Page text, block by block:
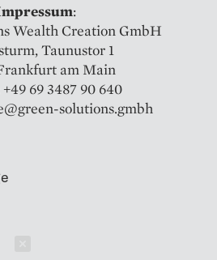
:
Wealth Creation GmbH
Taunustor 1
am Main
69 3487 90 640
solutions.gmbh